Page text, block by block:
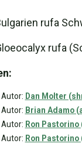
rufa
rufa
Autor: Dan Molter
Autor: Brian Adamo
Autor: Ron Pastorino
Autor: Ron Pastorino